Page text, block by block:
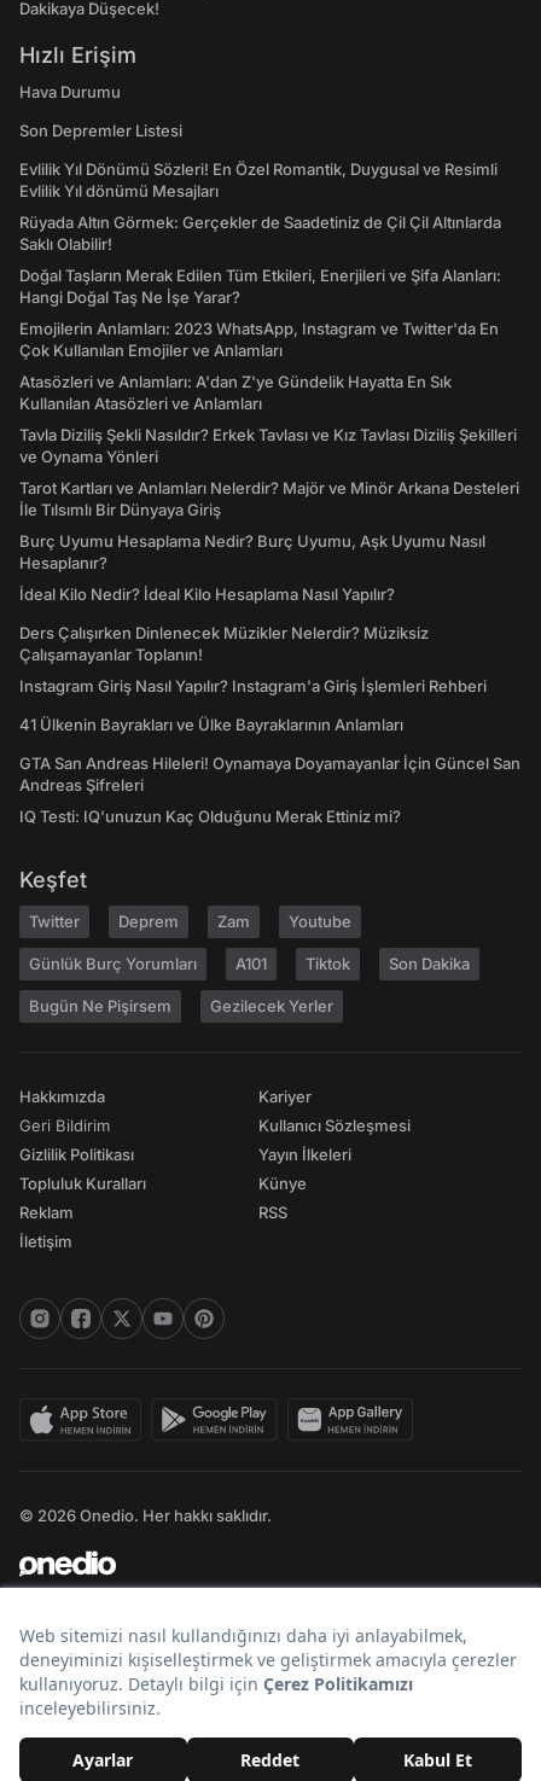
Dakikaya Düşecek!
Hızlı Erişim
Hava Durumu
Son Depremler Listesi
Evlilik Yıl Dönümü Sözleri! En Özel Romantik, Duygusal ve Resimli
Evlilik Yıl dönümü Mesajları
Rüyada Altın Görmek: Gerçekler de Saadetiniz de Çil Çil Altınlarda
Saklı Olabilir!
Doğal Taşların Merak Edilen Tüm Etkileri, Enerjileri ve Şifa Alanları:
Hangi Doğal Taş Ne İşe Yarar?
Emojilerin Anlamları: 2023 WhatsApp, Instagram ve Twitter'da En
Çok Kullanılan Emojiler ve Anlamları
Atasözleri ve Anlamları: A'dan Z'ye Gündelik Hayatta En Sık
Kullanılan Atasözleri ve Anlamları
Tavla Diziliş Şekli Nasıldır? Erkek Tavlası ve Kız Tavlası Diziliş Şekilleri
ve Oynama Yönleri
Tarot Kartları ve Anlamları Nelerdir? Majör ve Minör Arkana Desteleri
İle Tılsımlı Bir Dünyaya Giriş
Burç Uyumu Hesaplama Nedir? Burç Uyumu, Aşk Uyumu Nasıl
Hesaplanır?
İdeal Kilo Nedir? İdeal Kilo Hesaplama Nasıl Yapılır?
Ders Çalışırken Dinlenecek Müzikler Nelerdir? Müziksiz
Çalışamayanlar Toplanın!
Instagram Giriş Nasıl Yapılır? Instagram'a Giriş İşlemleri Rehberi
41 Ülkenin Bayrakları ve Ülke Bayraklarının Anlamları
GTA San Andreas Hileleri! Oynamaya Doyamayanlar İçin Güncel San
Andreas Şifreleri
IQ Testi: IQ'unuzun Kaç Olduğunu Merak Ettiniz mi?
Keşfet
Twitter Deprem Zam Youtube
Günlük Burç Yorumları A101 Tiktok Son Dakika
Bugün Ne Pişirsem Gezilecek Yerler
Hakkımızda
Geri Bildirim
Gizlilik Politikası
Topluluk Kuralları
Reklam
İletişim
Kariyer
Kullanıcı Sözleşmesi
Yayın İlkeleri
Künye
RSS
© 2026 Onedio. Her hakkı saklıdır.
Bir markasıdır.